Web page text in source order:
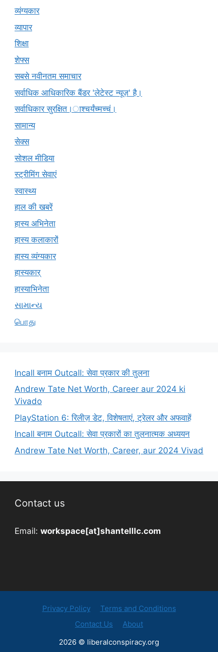
व्यंग्यकार
व्यापार
शिक्षा
शेफ्स
सबसे नवीनतम समाचार
सर्वाधिक आधिकारिक बैंडर 'लेटेस्ट न्यूज़' है।
सर्वाधिकार सुरक्षित।ाश्चर्यंच्मच्चं।
सामान्य
सेक्स
सोशल मीडिया
स्ट्रीमिंग सेवाएं
स्वास्थ्य
हाल की खबरें
हास्य अभिनेता
हास्य कलाकारों
हास्य व्यंग्यकार
हास्यकार्
हास्याभिनेता
સામાન્ય
பொது
Incall बनाम Outcall: सेवा प्रकार की तुलना
Andrew Tate Net Worth, Career aur 2024 ki
Vivado
PlayStation 6: रिलीज़ डेट, विशेषताएं, ट्रेलर और अफवाहें
Incall बनाम Outcall: सेवा प्रकारों का तुलनात्मक अध्ययन
Andrew Tate Net Worth, Career, aur 2024 Vivad
Contact us
Email: workspace[at]shantelllc.com
Privacy Policy
Terms and Conditions
Contact Us
About
2026 © liberalconspiracy.org